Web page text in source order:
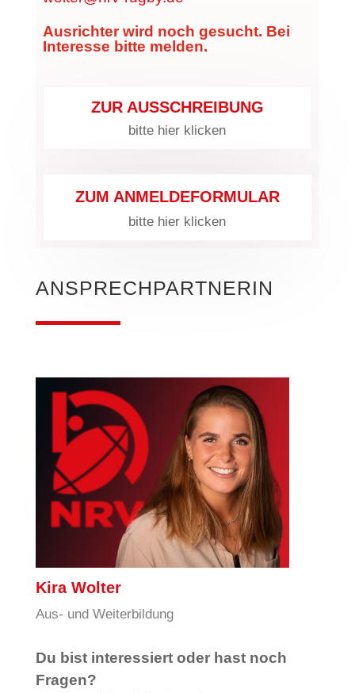
Ausrichter wird noch gesucht. Bei
Interesse bitte melden.
ZUR AUSSCHREIBUNG
bitte hier klicken
ZUM ANMELDEFORMULAR
bitte hier klicken
ANSPRECHPARTNERIN
Kira Wolter
Aus- und Weiterbildung
Du bist interessiert oder hast noch
Fragen?